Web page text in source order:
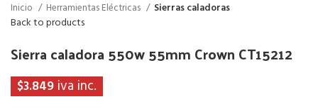
Inicio Herramientas Eléctricas Sierras caladoras
Back to products
Sierra caladora 550w 55mm Crown CT15212
$3.849 iva inc.